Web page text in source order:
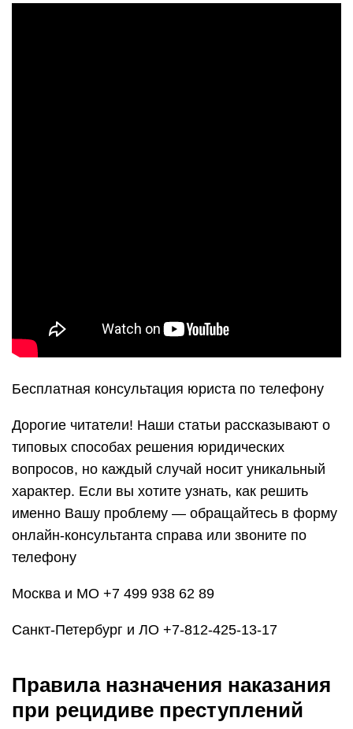
Бесплатная консультация юриста по телефону
Дорогие читатели! Наши статьи рассказывают о
типовых способах решения юридических
вопросов, но каждый случай носит уникальный
характер. Если вы хотите узнать, как решить
именно Вашу проблему — обращайтесь в форму
онлайн-консультанта справа или звоните по
телефону
Москва и МО +7 499 938 62 89
Санкт-Петербург и ЛО +7-812-425-13-17
Правила назначения наказания
при рецидиве преступлений